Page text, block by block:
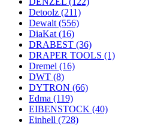
Detoolz (211)
Dewalt (556)
DiaKat (16)
DRABEST (36)
DRAPER TOOLS (1)
Dremel (16)
DWT (8)
DYTRON (66)
Edma (119)
EIBENSTOCK (40)
Einhell (728)